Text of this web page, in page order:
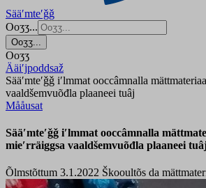
Sääʹmteʹǧǧ
Ooʒʒ...
Ooʒʒ...
Ooʒʒ
Ääiʹjpoddsaž
Sääʹmteʹǧǧ iʹlmmat ooccâmnalla
vaaldšemvuõđla plaaneei tuâj
Mååusat
Sääʹmteʹǧǧ iʹlmmat ooccâmnalla
mieʹrräiggsa vaaldšemvuõđla plaaneei
Õlmstõttum 3.1.2022 Škooultõs da